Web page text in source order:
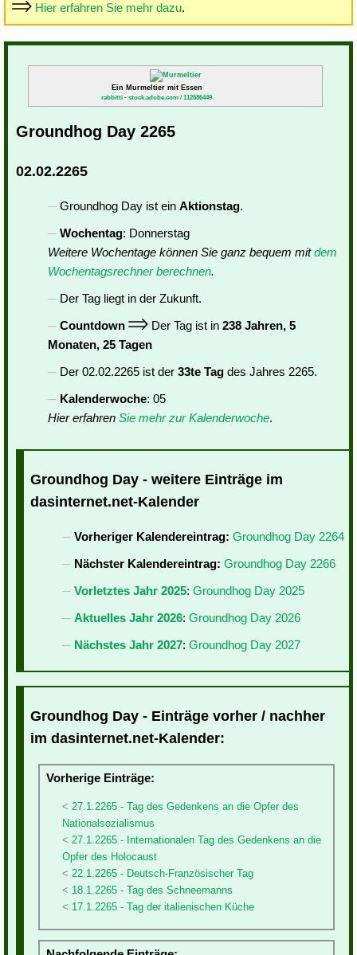
Hier erfahren Sie mehr dazu.
Ein Murmeltier mit Essen
rabbitti - stock.adobe.com / 112686449
Groundhog Day 2265
02.02.2265
Groundhog Day ist ein Aktionstag.
Wochentag: Donnerstag
Weitere Wochentage können Sie ganz bequem mitdem
Wochentagsrechner berechnen.
Der Tag liegt in der Zukunft.
Countdown
Der Tag ist in 238 Jahren, 5
Monaten, 25 Tagen
Der 02.02.2265 ist der 33te Tag des Jahres 2265.
Kalenderwoche: 05
Hier erfahren Sie mehr zur Kalenderwoche.
Groundhog Day - weitere Einträge im
dasinternet.net-Kalender
Vorheriger Kalendereintrag: Groundhog Day 2264
Nächster Kalendereintrag: Groundhog Day 2266
Vorletztes Jahr 2025: Groundhog Day 2025
Aktuelles Jahr 2026: Groundhog Day 2026
Nächstes Jahr 2027: Groundhog Day 2027
Groundhog Day - Einträge vorher / nachher
im dasinternet.net-Kalender:
Vorherige Einträge:
27.1.2265 - Tag des Gedenkens an die Opfer des
Nationalsozialismus
27.1.2265 - Internationalen Tag des Gedenkens an die
Opfer des Holocaust
22.1.2265 - Deutsch-Französischer Tag
18.1.2265 - Tag des Schneemanns
17.1.2265 - Tag der italienischen Küche